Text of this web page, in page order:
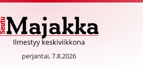
SeutuMajakka
perjantai, 7.8.2026